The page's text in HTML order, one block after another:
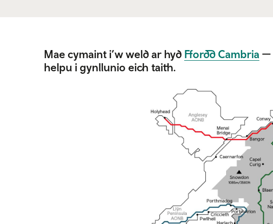
Mae cymaint i’w weld ar hyd Ffordd Cambria —
helpu i gynllunio eich taith.